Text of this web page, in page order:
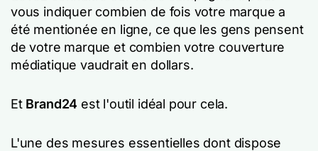
vous indiquer combien de fois votre marque a
été mentionée en ligne, ce que les gens pensent
de votre marque et combien votre couverture
médiatique vaudrait en dollars.
Et Brand24 est l'outil idéal pour cela.
L'une des mesures essentielles dont dispose